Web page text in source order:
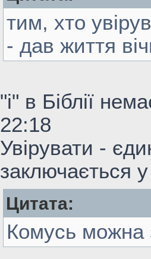
тим, хто
- дав життя
"і" в Біблії
22:18
Увірувати -
заключається у
Цитата:
Комусь можна